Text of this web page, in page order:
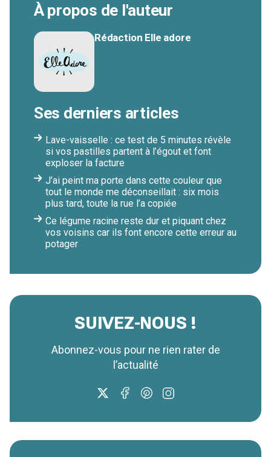
À propos de l'auteur
Rédaction Elle adore
Ses derniers articles
Lave-vaisselle : ce test de 5 minutes révèle
si vos pastilles partent à l’égout et font
exploser la facture
J’ai peint ma porte dans cette couleur que
tout le monde me déconseillait : six mois
plus tard, toute la rue l’a copiée
Ce légume racine reste dur et piquant chez
vos voisins car ils font encore cette erreur au
potager
SUIVEZ-NOUS !
Abonnez-vous pour ne rien rater de
l’actualité